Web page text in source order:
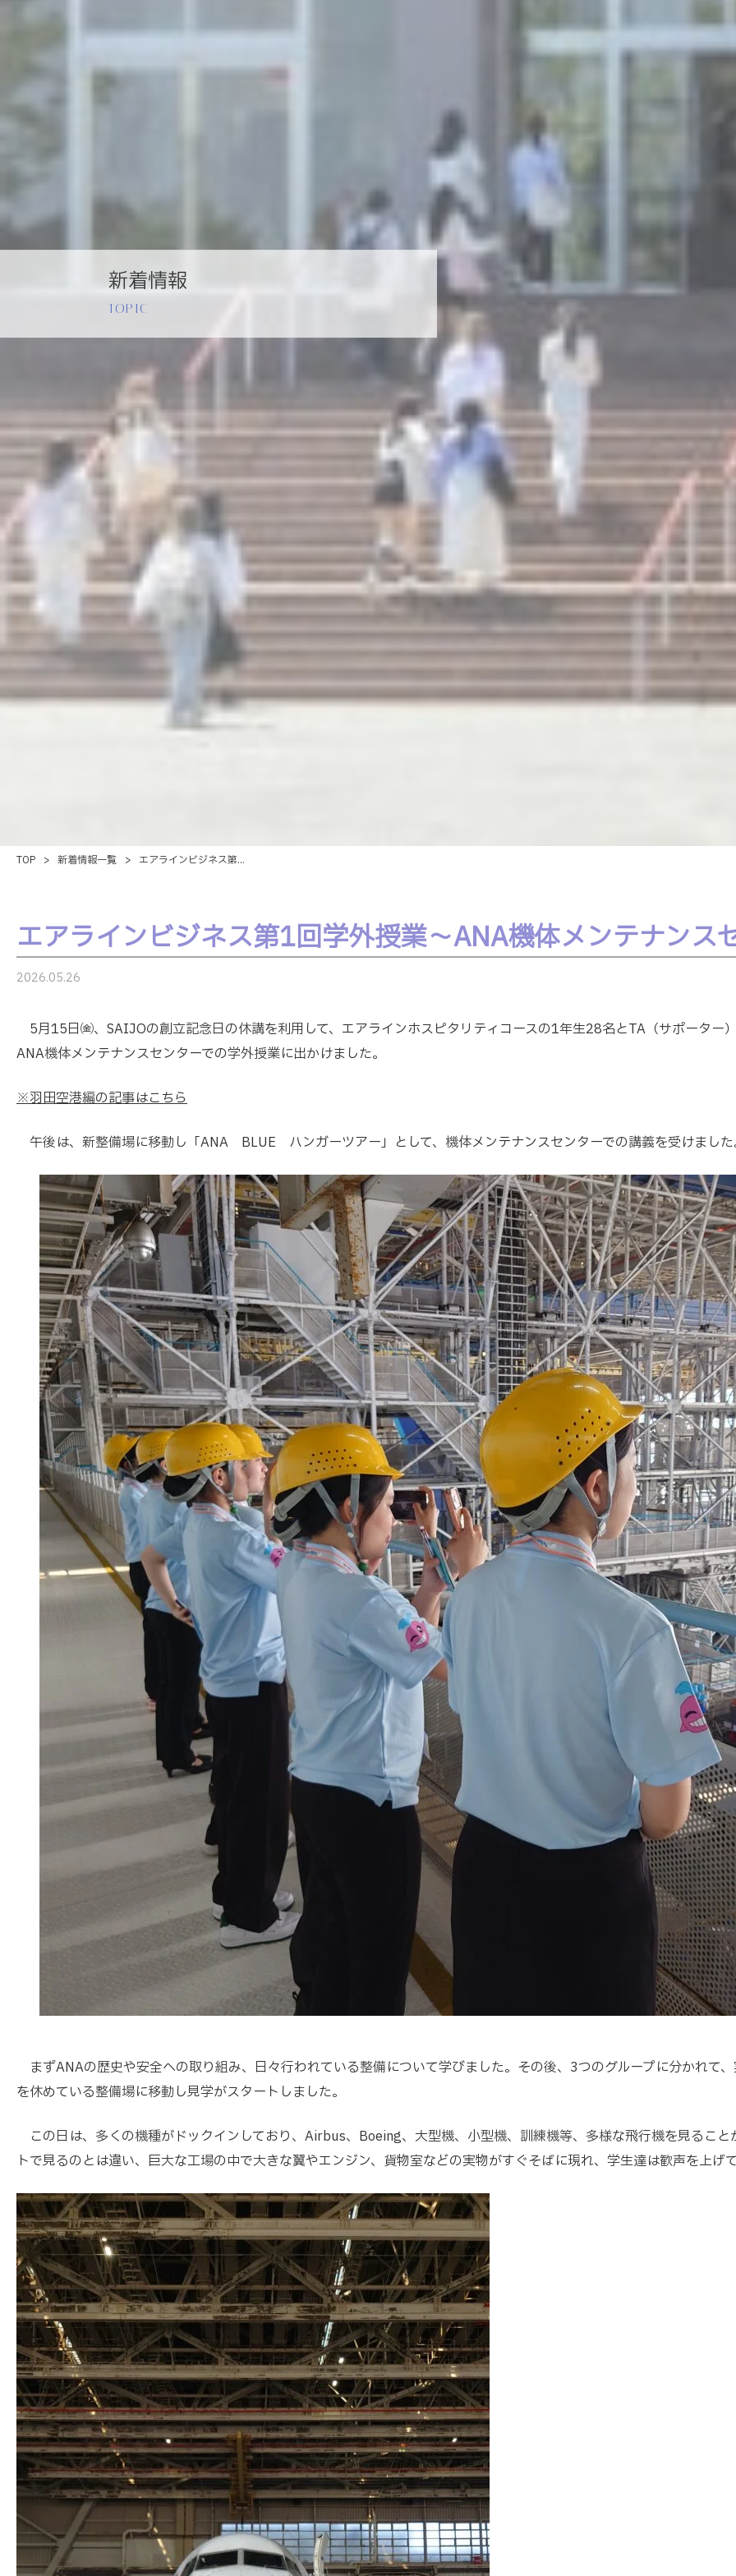
新着情報
TOPIC
TOP > 新着情報一覧 > エアラインビジネス第...
エアラインビジネス第1回学外授業〜ANA機体メンテナンス
2026.05.26
5月15日㈮、SAIJOの創立記念日の休講を利用して、エアラインホスピタリティコースの1年生28名とTA（サポーター
ANA機体メンテナンスセンターでの学外授業に出かけました。
※羽田空港編の記事はこちら
午後は、新整備場に移動し「ANA BLUE ハンガーツアー」として、機体メンテナンスセンターでの講義を受けまし
まずANAの歴史や安全への取り組み、日々行われている整備について学びました。その後、3つのグループに分かれて
を休めている整備場に移動し見学がスタートしました。
この日は、多くの機種がドックインしており、Airbus、Boeing、大型機、小型機、訓練機等、多様な飛行機を見るこ
トで見るのとは違い、巨大な工場の中で大きな翼やエンジン、貨物室などの実物がすぐそばに現れ、学生達は歓声を上げ